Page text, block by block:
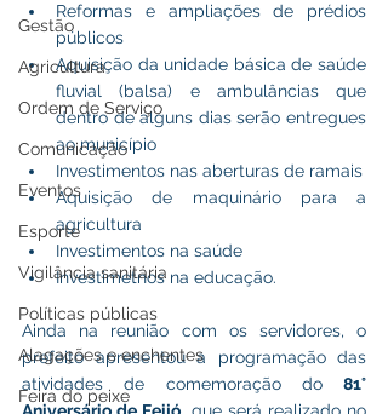
Gestão
Agricultura
Ordem de Serviço
Comunicação
Eventos
Esporte
Vigilância sanitária
Políticas públicas
Alagações e enchentes
Feira do peixe
Reformas e ampliações de prédios
públicos
Aquisição da unidade básica de saúde
fluvial (balsa) e ambulâncias que
dentro de alguns dias serão entregues
ao município
Aquisição de maquinário para a
agricultura
Investimentos na saúde
Investimetnos na educação.
Ainda na reunião com os servidores, o
prefeito apresentou a programação das
atividades de comemoração do 81°